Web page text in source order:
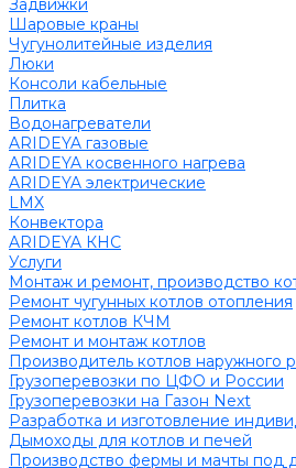
Задвижки
Шаровые краны
Чугунолитейные изделия
Люки
Консоли кабельные
Плитка
Водонагреватели
ARIDEYA газовые
ARIDEYA косвенного нагрева
ARIDEYA электрические
LMX
Конвектора
ARIDEYA КНС
Услуги
Монтаж и ремонт, производство
Ремонт чугунных котлов отопления
Ремонт котлов КЧМ
Ремонт и монтаж котлов
Производитель котлов наружного
Грузоперевозки по ЦФО и России
Грузоперевозки на Газон Next
Разработка и изготовление
Дымоходы для котлов и печей
Производство фермы и мачты под